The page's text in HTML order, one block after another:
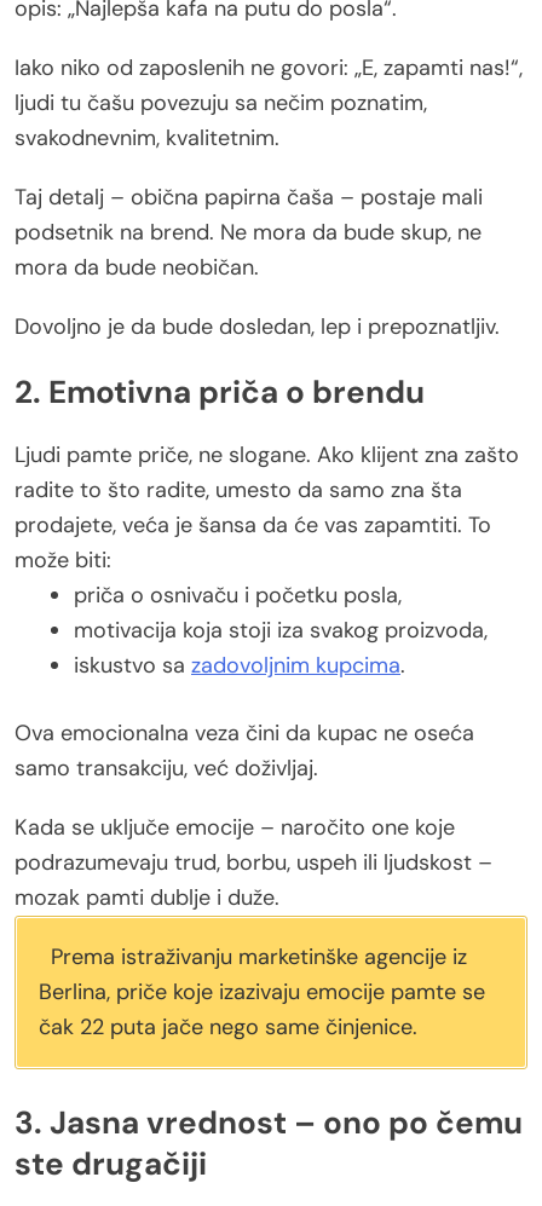
opis: „Najlepša kafa na putu do posla“.
Iako niko od zaposlenih ne govori: „E, zapamti nas!“,
ljudi tu čašu povezuju sa nečim poznatim,
svakodnevnim, kvalitetnim.
Taj detalj – obična papirna čaša – postaje mali
podsetnik na brend. Ne mora da bude skup, ne
mora da bude neobičan.
Dovoljno je da bude dosledan, lep i prepoznatljiv.
2. Emotivna priča o brendu
Ljudi pamte priče, ne slogane. Ako klijent zna zašto
radite to što radite, umesto da samo zna šta
prodajete, veća je šansa da će vas zapamtiti. To
može biti:
priča o osnivaču i početku posla,
motivacija koja stoji iza svakog proizvoda,
iskustvo sa zadovoljnim kupcima.
Ova emocionalna veza čini da kupac ne oseća
samo transakciju, već doživljaj.
Kada se uključe emocije – naročito one koje
podrazumevaju trud, borbu, uspeh ili ljudskost –
mozak pamti dublje i duže.
Prema istraživanju marketinške agencije iz
Berlina, priče koje izazivaju emocije pamte se
čak 22 puta jače nego same činjenice.
3. Jasna vrednost – ono po čemu
ste drugačiji